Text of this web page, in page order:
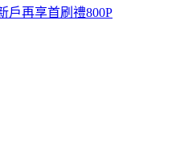
戶再享首刷禮800P